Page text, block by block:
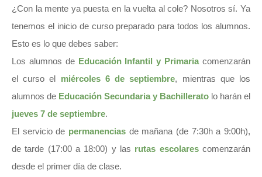
¿Con la mente ya puesta en la vuelta al cole? Nosotros sí. Ya
tenemos el inicio de curso preparado para todos los alumnos.
Esto es lo que debes saber:
Los alumnos de Educación Infantil y Primariacomenzarán
el curso el miércoles 6 de septiembre, mientras que los
alumnos de Educación Secundaria y Bachillerato lo harán el
jueves 7 de septiembre.
El servicio de permanencias de mañana (de 7:30h a 9:00h),
de tarde (17:00 a 18:00) y las rutas escolarescomenzarán
desde el primer día de clase.